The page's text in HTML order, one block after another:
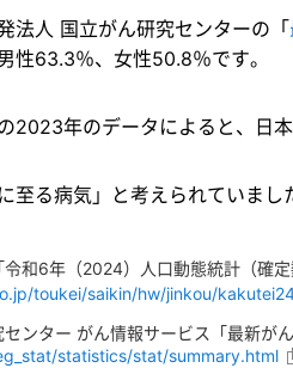
法人 国立がん研究センターの「
性63.3％、女性50.8％です。
2023年のデータによると、日
至る病気」と考えられていま
和6年（2024）人口動態統計（確定
toukei/saikin/hw/jinkou/
ンター がん情報サービス「最新がん
statistics/stat/summary.html